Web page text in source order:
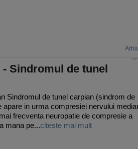
Sindromul de tunel
Sindromul de tunel carpian (sindrom de
in urma compresiei nervului
frecventa neuropatie de compresie a
mana pe...citeste mai mult